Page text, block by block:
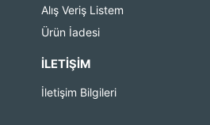
Alış Veriş Listem
Ürün İadesi
İLETIŞIM
İletişim Bilgileri